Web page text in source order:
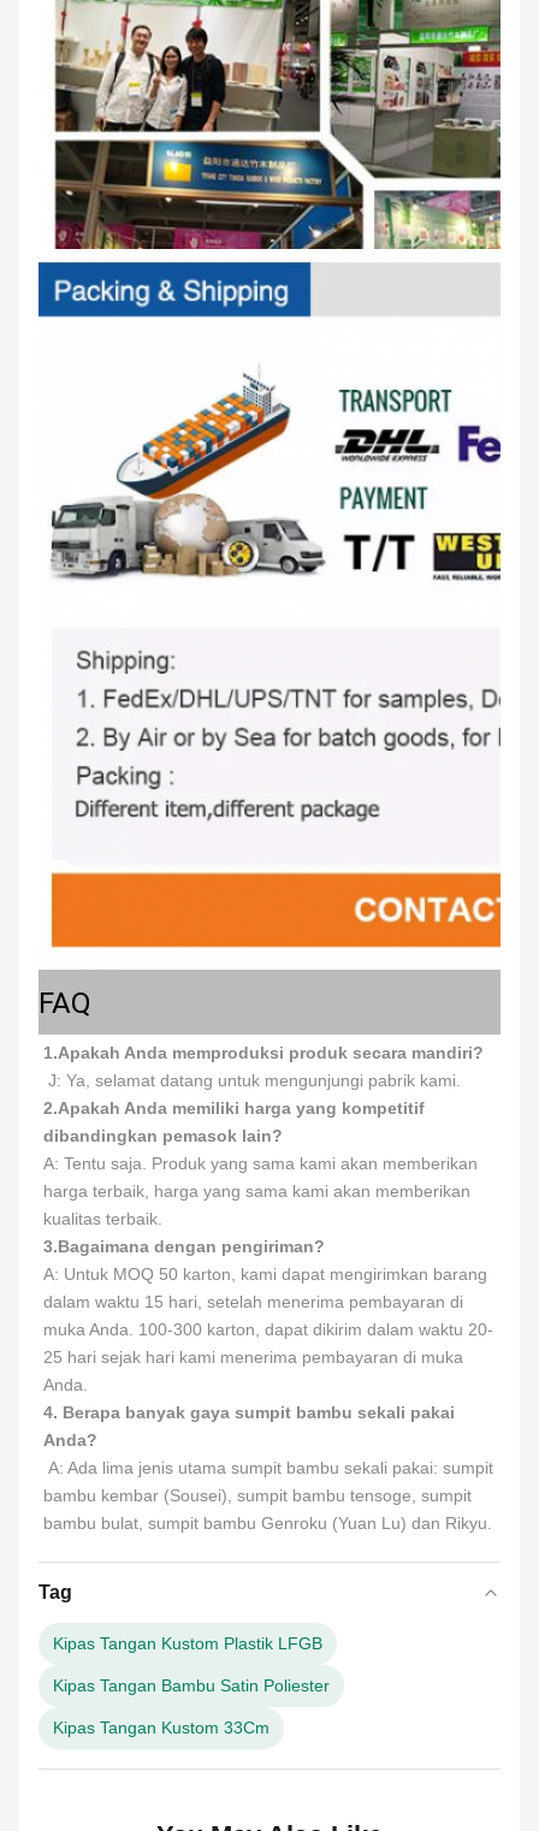
FAQ
1.Apakah Anda memproduksi produk secara mandiri?
J: Ya, selamat datang untuk mengunjungi pabrik kami.
2.Apakah Anda memiliki harga yang kompetitif
dibandingkan pemasok lain?
A: Tentu saja. Produk yang sama kami akan memberikan
harga terbaik, harga yang sama kami akan memberikan
kualitas terbaik.
3.Bagaimana dengan pengiriman?
A: Untuk MOQ 50 karton, kami dapat mengirimkan barang
dalam waktu 15 hari, setelah menerima pembayaran di
muka Anda. 100-300 karton, dapat dikirim dalam waktu 20-
25 hari sejak hari kami menerima pembayaran di muka
Anda.
4. Berapa banyak gaya sumpit bambu sekali pakai
Anda?
bambu kembar (Sousei), sumpit bambu tensoge, sumpit
bambu bulat, sumpit bambu Genroku (Yuan Lu) dan Rikyu.
Tag
Kipas Tangan Kustom Plastik LFGB
Kipas Tangan Bambu Satin Poliester
Kipas Tangan Kustom 33Cm